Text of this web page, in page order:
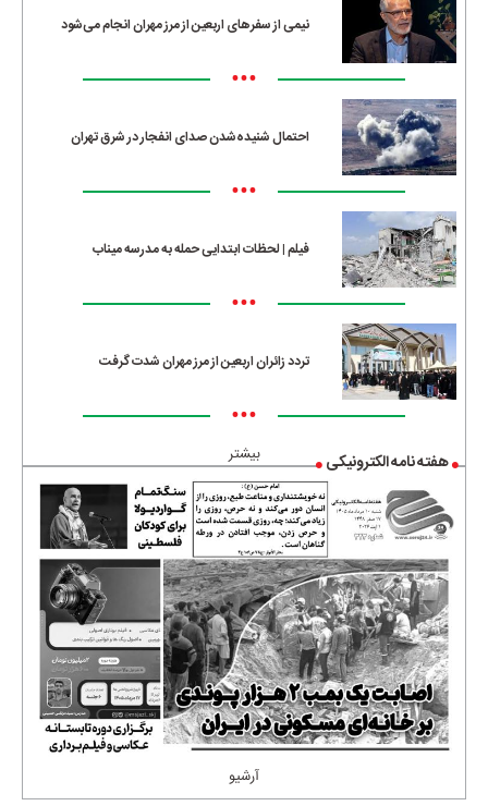
نیمی از سفرهای اربعین از مرز مهران انجام می‌شود
•••
احتمال شنیده‌شدن صدای انفجار در شرق تهران
•••
فیلم | لحظات ابتدایی حمله به مدرسه میناب
•••
تردد زائران اربعین از مرز مهران شدت گرفت
•••
بیشتر هفته نامه الکترونیکی
آرشیو